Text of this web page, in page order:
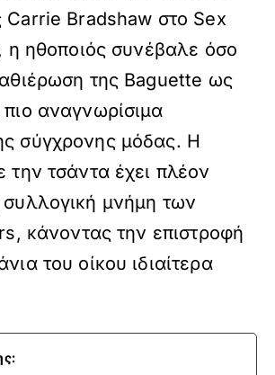
Bradshaw στο Sex
η ηθοποιός συνέβαλε όσο
της Baguette ως
αναγνωρίσιμα
σύγχρονης μόδας. Η
την τσάντα έχει πλέον
συλλογική μνήμη των
κάνοντας την επιστροφή
του οίκου ιδιαίτερα